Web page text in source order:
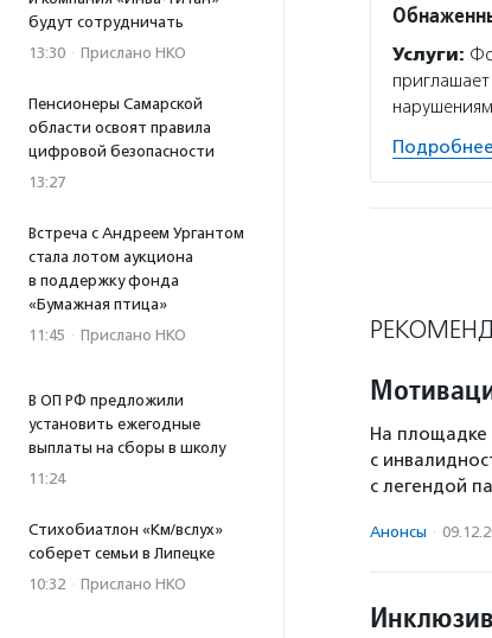
будут сотрудничать
13:30 · Прислано НКО
Пенсионеры Самарской
области освоят правила
цифровой безопасности
13:27
Встреча с Андреем Ургантом
стала лотом аукциона
в поддержку фонда
«Бумажная птица»
11:45 · Прислано НКО
В ОП РФ предложили
установить ежегодные
выплаты на сборы в школу
11:24
Стихобиатлон «Км/вслух»
соберет семьи в Липецке
10:32 · Прислано НКО
Услуги:
Подробнее
На площадке
с
с легендой
Анонсы ·